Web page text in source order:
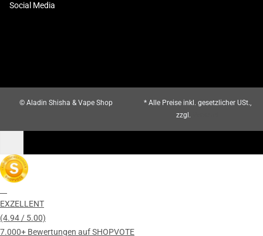
Social Media
© Aladin Shisha & Vape Shop
* Alle Preise inkl. gesetzlicher USt.,
zzgl.
EXZELLENT
(4.94 / 5.00)
7.000+ Bewertungen auf SHOPVOTE